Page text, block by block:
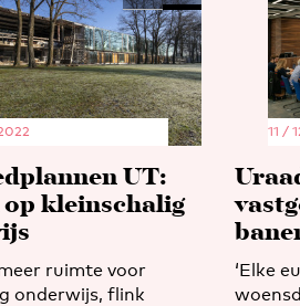
UT:
kleinschalig
ruimte voor
onderwijs, flink
11 /
‘Elke